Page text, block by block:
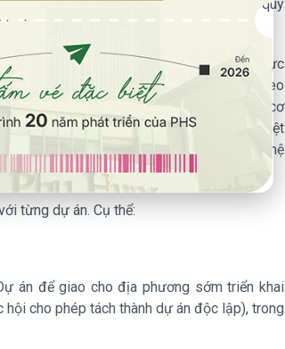
bố trí vốn, đặt hàng, giao nhiệm vụ theo quy
công ty đường sắt Việt Nam tiếp tục thực
sắt. Bộ Tài chính và Bộ Xây dựng theo
Tổng công ty đường sắt Việt Nam làm cơ
đội và Tập đoàn Bưu chính viễn thông Việt
tiếp nhận, phát triển, làm chủ công nghệ hệ
từng dự án. Cụ thể:
án để giao cho địa phương sớm triển khai
cho phép tách thành dự án độc lập), trong